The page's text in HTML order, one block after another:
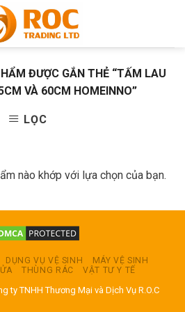
ĐƯỢC GẮN THẺ “TẤM LAU
VÀ 60CM HOMEINNO”
LỌC
nào khớp với lựa chọn của bạn.
DỤNG VỤ VỆ SINH
MÁY VỆ SINH
THÙNG RÁC VẬT TƯ Y TẾ
ty TNHH Thương Mại và Dịch Vụ R.O.C